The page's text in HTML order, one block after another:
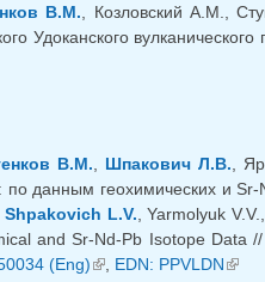
В.М. , Козловский А.М.,
Удоканского
ссылка)
В.М., Шпакович Л.В.,
по данным геохимических и
Shpakovich L.V., Yarmolyuk
and Sr-Nd-Pb Isotope Data
(Eng)(внешняя ссылка)
, EDN: PPVLDN